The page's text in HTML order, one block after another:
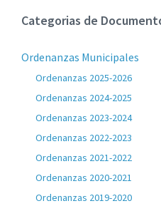
Categorias de
Ordenanzas Municipales
Ordenanzas 2025-2026
Ordenanzas 2024-2025
Ordenanzas 2023-2024
Ordenanzas 2022-2023
Ordenanzas 2021-2022
Ordenanzas 2020-2021
Ordenanzas 2019-2020